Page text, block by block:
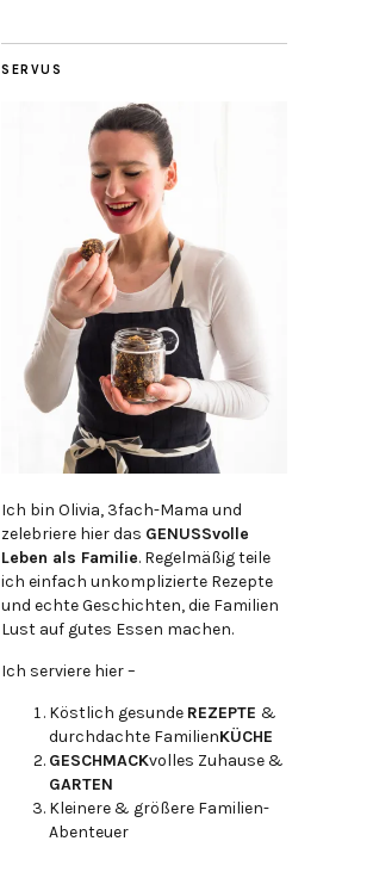
SERVUS
Ich bin Olivia, 3fach-Mama und
zelebriere hier das GENUSSvolle
Leben als Familie. Regelmäßig teile
ich einfach unkomplizierte Rezepte
und echte Geschichten, die Familien
Lust auf gutes Essen machen.
Ich serviere hier –
Köstlich gesunde REZEPTE &
durchdachte FamilienKÜCHE
GESCHMACKvolles Zuhause &
GARTEN
Kleinere & größere Familien-
Abenteuer